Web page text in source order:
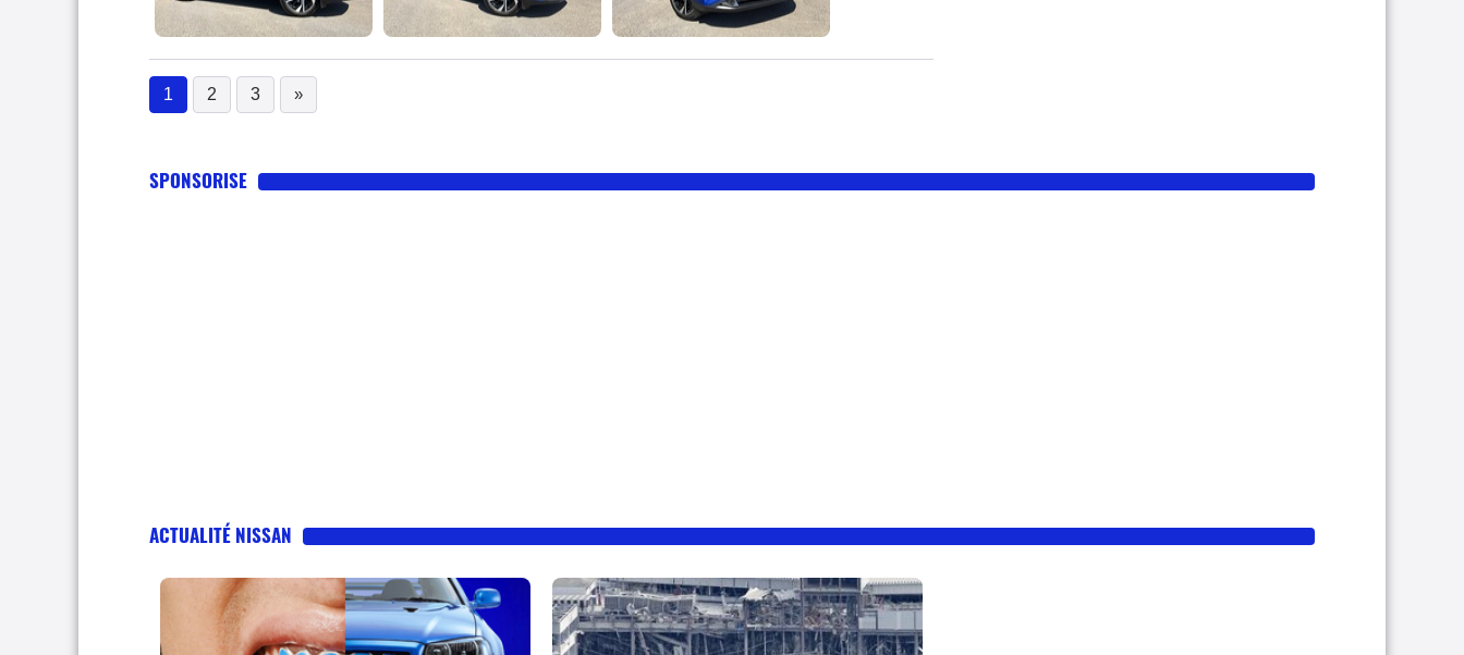
1
(current)
2 3 »
SPONSORISE
ACTUALITÉ NISSAN